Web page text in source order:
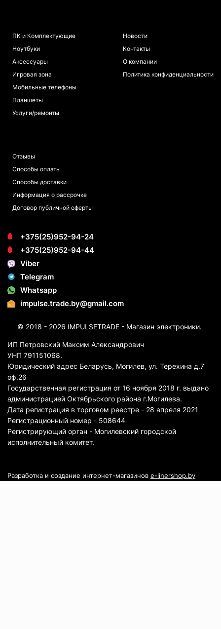
ПК и Комплектующие
Ноутбуки
Аксессуары
Игровая зона
Мобильные телефоны
Планшеты
Услуги/ремонты
Новости
Контакты
О компании
Политика конфиденциальности
Отзывы
Способы оплаты
Способы доставки
Информация о рассрочке
Договор публичной оферты
+375(25)952-94-24
+375(25)952-94-44
Viber
Telegram
Whatsapp
impulse.trade.by@gmail.com
© 2018 - 2026 IMPULSETRADE - Магазин электроники.
ИП Петровский Максим Александрович
УНП 791151068.
Юридический адрес Беларусь, Могилев, ул. Терехина д.7
оф.26
Государственная регистрация от 16 ноября 2018 г. выдано
администрацией Октябрьского района г.Могилева.
Дата регистрация в торговом реестре - 28 апреля 2021
Регистрационный номер - 508644
Регистрирующий орган - Могилевский городской
исполнительный комитет.
Разработка и создание интернет-магазинов e-linershop.by